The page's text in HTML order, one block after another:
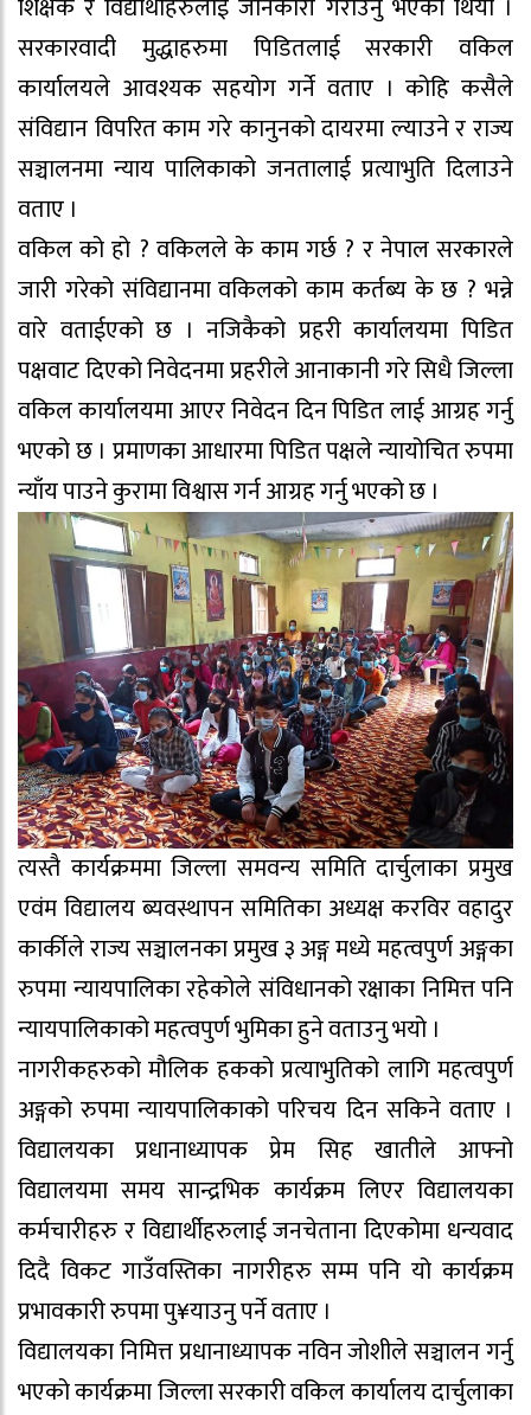
सरकारवादी मुद्धाहरुमा पिडितलाई सरकारी वकिल
कार्यालयले आवश्यक सहयोग गर्ने वताए । कोहि कसैले
संविद्यान विपरित काम गरे कानुनको दायरमा ल्याउने र राज्य
सञ्चालनमा न्याय पालिकाको जनतालाई प्रत्याभुति दिलाउने
वताए ।
वकिल को हो ? वकिलले के काम गर्छ ? र नेपाल सरकारले
जारी गरेको संविद्यानमा वकिलको काम कर्तब्य के छ ? भन्ने
वारे वताईएको छ । नजिकैको प्रहरी कार्यालयमा पिडित
पक्षवाट दिएको निवेदनमा प्रहरीले आनाकानी गरे सिधै जिल्ला
वकिल कार्यालयमा आएर निवेदन दिन पिडित लाई आग्रह गर्नु
भएको छ । प्रमाणका आधारमा पिडित पक्षले न्यायोचित रुपमा
न्याँय पाउने कुरामा विश्वास गर्न आग्रह गर्नु भएको छ ।
त्यस्तै कार्यक्रममा जिल्ला समवन्य समिति दार्चुलाका प्रमुख
एवंम विद्यालय ब्यवस्थापन समितिका अध्यक्ष करविर वहादुर
कार्कीले राज्य सञ्चालनका प्रमुख ३ अङ्ग मध्ये महत्वपुर्ण अङ्गका
रुपमा न्यायपालिका रहेकोले संविधानको रक्षाका निमित्त पनि
न्यायपालिकाको महत्वपुर्ण भुमिका हुने वताउनु भयो ।
नागरीकहरुको मौलिक हकको प्रत्याभुतिको लागि महत्वपुर्ण
अङ्गको रुपमा न्यायपालिकाको परिचय दिन सकिने वताए ।
विद्यालयका प्रधानाध्यापक प्रेम सिह खातीले आफ्नो
विद्यालयमा समय सान्द्रभिक कार्यक्रम लिएर विद्यालयका
कर्मचारीहरु र विद्यार्थीहरुलाई जनचेताना दिएकोमा धन्यवाद
दिदै विकट गाउँवस्तिका नागरीहरु सम्म पनि यो कार्यक्रम
प्रभावकारी रुपमा पु¥याउनु पर्ने वताए ।
विद्यालयका निमित्त प्रधानाध्यापक नविन जोशीले सञ्चालन गर्नु
भएको कार्यक्रमा जिल्ला सरकारी वकिल कार्यालय दार्चुलाका